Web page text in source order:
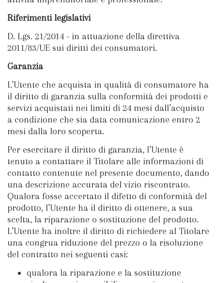
Riferimenti legislativi
D. Lgs. 21/2014 - in attuazione della direttiva
2011/83/UE sui diritti dei consumatori.
Garanzia
L’Utente che acquista in qualità di consumatore ha
il diritto di garanzia sulla conformità dei prodotti e
servizi acquistati nei limiti di 24 mesi dall’acquisto
a condizione che sia data comunicazione entro 2
mesi dalla loro scoperta.
Per esercitare il diritto di garanzia, l’Utente è
tenuto a contattare il Titolare alle informazioni di
contatto contenute nel presente documento, dando
una descrizione accurata del vizio riscontrato.
Qualora fosse accertato il difetto di conformità del
prodotto, l’Utente ha il diritto di ottenere, a sua
scelta, la riparazione o sostituzione del prodotto.
L’Utente ha inoltre il diritto di richiedere al Titolare
una congrua riduzione del prezzo o la risoluzione
del contratto nei seguenti casi:
qualora la riparazione e la sostituzione